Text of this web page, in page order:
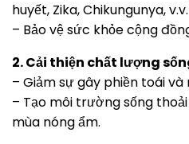
huyết, Zika, Chikungunya, v.v.
– Bảo vệ sức khỏe cộng
2. Cải thiện chất lượng
– Giảm sự gây phiền toái
– Tạo môi trường sống
mùa nóng ẩm.